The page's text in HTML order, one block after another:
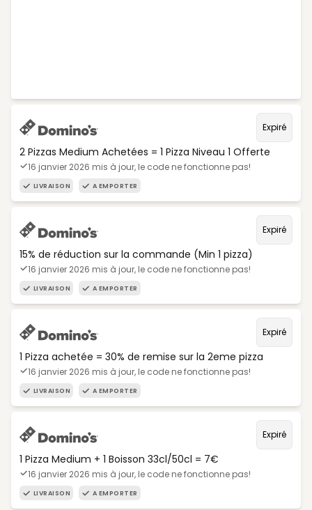
Expiré
2 Pizzas Medium Achetées = 1 Pizza Niveau 1 Offerte
16 janvier 2026 mis à jour, le code ne fonctionne pas!
LIVRAISON A EMPORTER
Expiré
15% de réduction sur la commande (Min 1 pizza)
16 janvier 2026 mis à jour, le code ne fonctionne pas!
LIVRAISON A EMPORTER
Expiré
1 Pizza achetée = 30% de remise sur la 2eme pizza
16 janvier 2026 mis à jour, le code ne fonctionne pas!
LIVRAISON A EMPORTER
Expiré
1 Pizza Medium + 1 Boisson 33cl/50cl = 7€
16 janvier 2026 mis à jour, le code ne fonctionne pas!
LIVRAISON A EMPORTER